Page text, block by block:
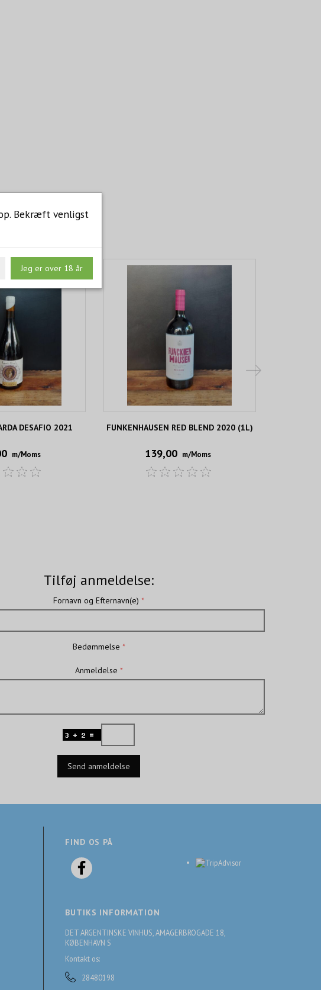
DESAFIO 2021
m/Moms
FUNKENHAUSEN RED BLEND 2020 (1L)
139,00 m/Moms
Tilføj anmeldelse:
Fornavn og Efternavn(e)
Bedømmelse
Anmeldelse
Send anmeldelse
FIND OS PÅ
BUTIKS INFORMATION
DET ARGENTINSKE VINHUS, AMAGERBROGADE 18,
KØBENHAVN S
Kontakt os:
28480198
Bekræft venligst
Jeg er over 18 år